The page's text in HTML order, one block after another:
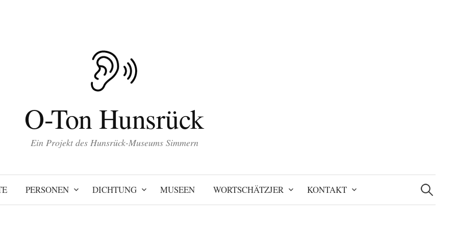
O-Ton Hunsrück
Ein Projekt des Hunsrück-Museums Simmern
PERSONEN DICHTUNG MUSEEN WORTSCHÄTZJER KONTAKT
Suchen
nach: